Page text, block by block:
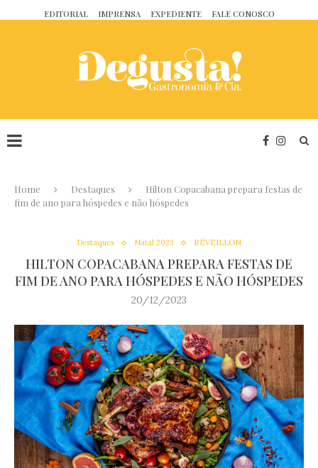
EDITORIAL IMPRENSA EXPEDIENTE FALE CONOSCO
Home Destaques
Hilton Copacabana prepara festas de
fim de ano para hóspedes e não hóspedes
Destaques Natal 2023 RÉVEILLON
HILTON COPACABANA PREPARA FESTAS DE
FIM DE ANO PARA HÓSPEDES E NÃO HÓSPEDES
20/12/2023